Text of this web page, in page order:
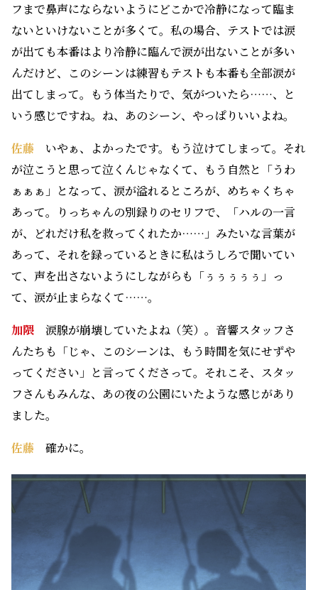
フまで鼻声にならないようにどこかで冷静になって臨ま
ないといけないことが多くて。私の場合、テストでは涙
が出ても本番はより冷静に臨んで涙が出ないことが多い
んだけど、このシーンは練習もテストも本番も全部涙が
出てしまって。もう体当たりで、気がついたら……、と
いう感じですね。ね、あのシーン、やっぱりいいよね。
佐藤 いやぁ、よかったです。もう泣けてしまって。それ
が泣こうと思って泣くんじゃなくて、もう自然と「うわ
ぁぁぁ」となって、涙が溢れるところが、めちゃくちゃ
あって。りっちゃんの別録りのセリフで、「ハルの一言
が、どれだけ私を救ってくれたか……」みたいな言葉が
あって、それを録っているときに私はうしろで聞いてい
て、声を出さないようにしながらも「ぅぅぅぅぅ」っ
て、涙が止まらなくて……。
加隈 涙腺が崩壊していたよね（笑）。音響スタッフさ
んたちも「じゃ、このシーンは、もう時間を気にせずや
ってください」と言ってくださって。それこそ、スタッ
フさんもみんな、あの夜の公園にいたような感じがあり
ました。
佐藤 確かに。